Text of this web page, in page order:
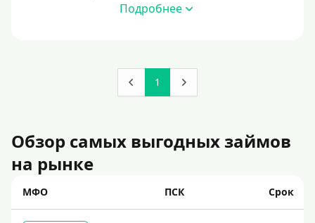
Подробнее
1
Обзор самых выгодных займов
на рынке
МФО ПСК Срок